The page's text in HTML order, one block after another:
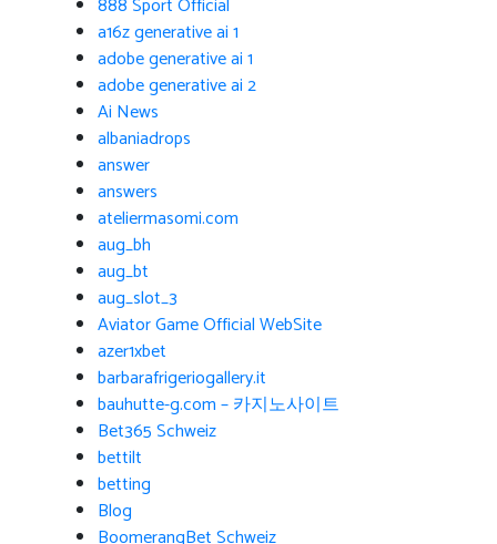
888 Sport Official
a16z generative ai 1
adobe generative ai 1
adobe generative ai 2
Ai News
albaniadrops
answer
answers
ateliermasomi.com
aug_bh
aug_bt
aug_slot_3
Aviator Game Official WebSite
azer1xbet
barbarafrigeriogallery.it
bauhutte-g.com – 카지노사이트
Bet365 Schweiz
bettilt
betting
Blog
BoomerangBet Schweiz